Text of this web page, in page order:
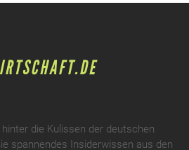
die Kulissen der deutschen
spannendes Insiderwissen aus den